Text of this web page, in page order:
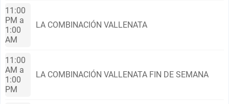
11:00
PM a
1:00
AM
LA COMBINACIÓN VALLENATA
11:00
AM a
1:00
PM
LA COMBINACIÓN VALLENATA FIN DE SEMANA